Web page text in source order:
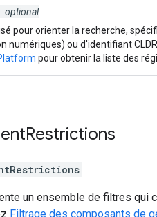
optional
pour orienter la recherche,
numériques) ou d'identifiant
pour obtenir la liste des
Restrictions
un ensemble de filtres qui
Filtrage des composants de